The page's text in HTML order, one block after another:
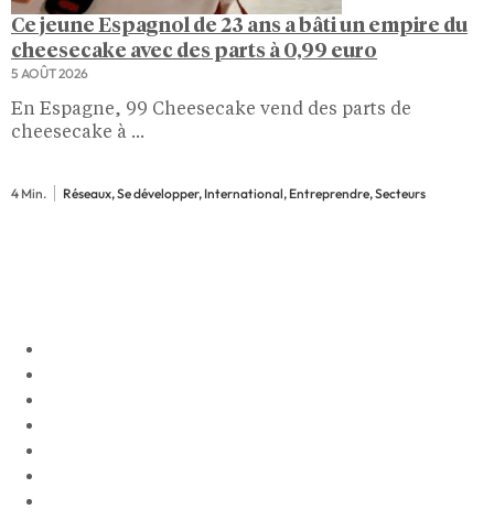
Ce jeune Espagnol de 23 ans a bâti un empire du
cheesecake avec des parts à 0,99 euro
5 AOÛT 2026
En Espagne, 99 Cheesecake vend des parts de
cheesecake à ...
4 Min. Réseaux, Se développer, International, Entreprendre, Secteurs